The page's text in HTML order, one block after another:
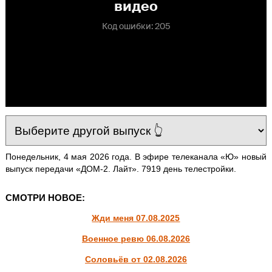
Понедельник, 4 мая 2026 года. В эфире телеканала «Ю» новый
выпуск передачи «ДОМ-2. Лайт». 7919 день телестройки.
СМОТРИ НОВОЕ:
Жди меня 07.08.2025
Военное ревю 06.08.2026
Соловьёв от 02.08.2026